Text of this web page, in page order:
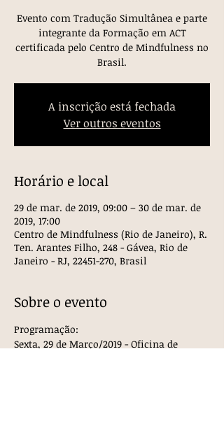
Evento com Tradução Simultânea e parte
integrante da Formação em ACT
certificada pelo Centro de Mindfulness no
Brasil.
A inscrição está fechada
Ver outros eventos
Horário e local
29 de mar. de 2019, 09:00 – 30 de mar. de
2019, 17:00
Centro de Mindfulness (Rio de Janeiro), R.
Ten. Arantes Filho, 248 - Gávea, Rio de
Janeiro - RJ, 22451-270, Brasil
Sobre o evento
Programação:
Sexta, 29 de Março/2019 - Oficina de